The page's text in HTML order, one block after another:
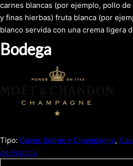
carnes blancas (por ejemplo, pollo
y finas hierbas) fruta blanca (por
blanco servida con una crema ligera
Bodega
Tipo: Cavas Sidras y Champagne,
de Francia